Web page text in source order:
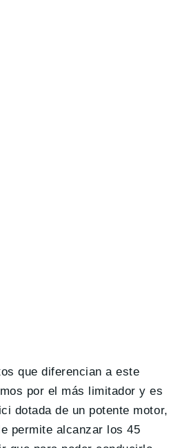
que diferencian a este
por el más limitador y es
dotada de un potente motor,
permite alcanzar los 45